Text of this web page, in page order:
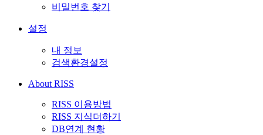
비밀번호 찾기
설정
내 정보
검색환경설정
About RISS
RISS 이용방법
RISS 지식더하기
DB연계 현황